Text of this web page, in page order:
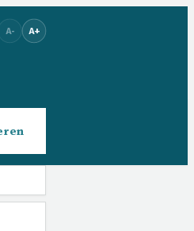
A- A+